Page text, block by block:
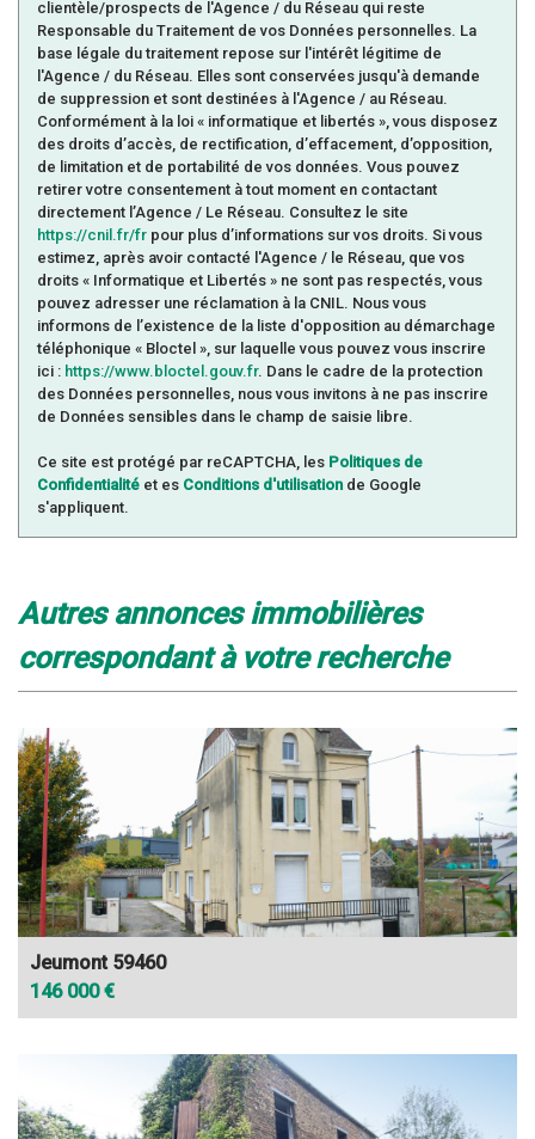
clientèle/prospects de l'Agence / du Réseau qui reste
Responsable du Traitement de vos Données personnelles. La
base légale du traitement repose sur l'intérêt légitime de
l'Agence / du Réseau. Elles sont conservées jusqu'à demande
de suppression et sont destinées à l'Agence / au Réseau.
Conformément à la loi « informatique et libertés », vous disposez
des droits d’accès, de rectification, d’effacement, d’opposition,
de limitation et de portabilité de vos données. Vous pouvez
retirer votre consentement à tout moment en contactant
directement l’Agence / Le Réseau. Consultez le site
https://cnil.fr/fr pour plus d’informations sur vos droits. Si vous
estimez, après avoir contacté l'Agence / le Réseau, que vos
droits « Informatique et Libertés » ne sont pas respectés, vous
pouvez adresser une réclamation à la CNIL. Nous vous
informons de l’existence de la liste d'opposition au démarchage
téléphonique « Bloctel », sur laquelle vous pouvez vous inscrire
ici : https://www.bloctel.gouv.fr. Dans le cadre de la protection
des Données personnelles, nous vous invitons à ne pas inscrire
de Données sensibles dans le champ de saisie libre.
Ce site est protégé par reCAPTCHA, les Politiques de
Confidentialité et es Conditions d'utilisation de Google
s'appliquent.
autres annonces immobilières
correspondant à votre recherche
Jeumont 59460
146 000 €